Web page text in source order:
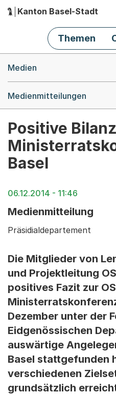
Hauptnavigation
Kanton Basel-Stadt
Themen
Medien
Medienmitteilungen
Positive
Basel
06.12.2014 - 11:46
Medienmitteilung
Präsidialdepartement
Die Mitglieder von
und Projektleitung
positives Fazit zur
Dezember unter der
Eidgenössischen
auswärtige
Basel stattgefunden
verschiedenen
grundsätzlich